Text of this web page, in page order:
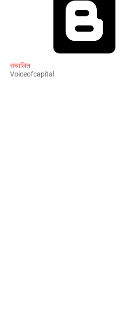
संचालित
Voiceofcapital